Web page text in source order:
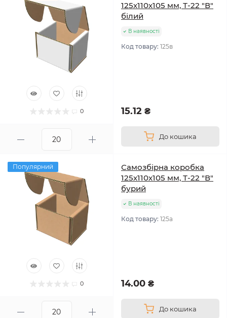
0
125х110х105 мм, Т-22 "В"
білий
В наявності
Код товару: 125в
15.12 ₴
До кошика
Популярний
0
Самозбірна коробка
125х110х105 мм, Т-22 "В"
бурий
В наявності
Код товару: 125а
14.00 ₴
До кошика